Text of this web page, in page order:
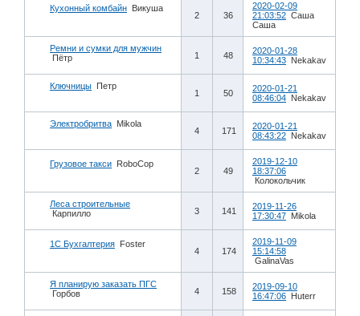
Кухонный комбайн Викуша
2 36
2020-02-09
21:03:52 Саша
Саша
Ремни и сумки для мужчин
Пётр
1 48
2020-01-28
10:34:43 Nekakav
Ключницы Петр
1 50
2020-01-21
08:46:04 Nekakav
Электробритва Mikola
4 171
2020-01-21
08:43:22 Nekakav
Грузовое такси RoboCop
2 49
2019-12-10
18:37:06
Колокольчик
Леса строительные
Карпилло
3 141
2019-11-26
17:30:47 Mikola
1С Бухгалтерия Foster
4 174
2019-11-09
15:14:58
GalinaVas
Я планирую заказать ПГС
Горбов
4 158
2019-09-10
16:47:06 Huterr